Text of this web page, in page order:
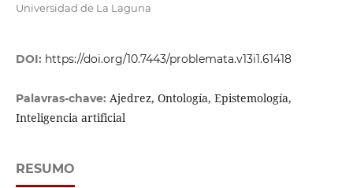
Universidad de La Laguna
DOI: https://doi.org/10.7443/problemata.v13i1.61418
Palavras-chave: Ajedrez, Ontología, Epistemología,
Inteligencia artificial
RESUMO